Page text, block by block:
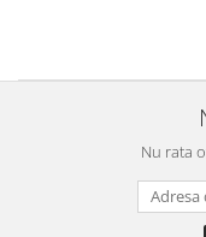
Nu rata